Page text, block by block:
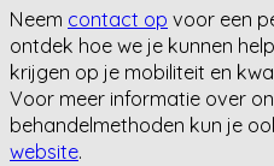
Neem contact op voor een
ontdek hoe we je kunnen
krijgen op je mobiliteit en
Voor meer informatie over
behandelmethoden kun je
website.